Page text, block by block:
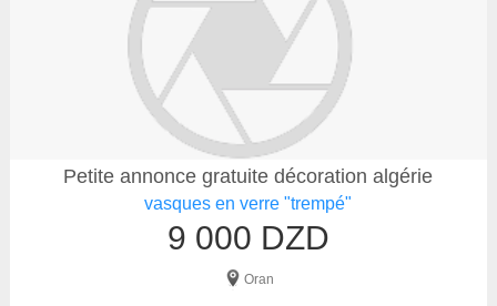
Petite annonce gratuite décoration algérie
vasques en verre "trempé"
9 000 DZD
Oran